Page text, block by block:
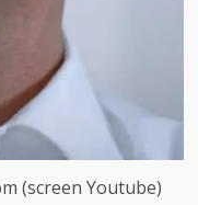
(screen Youtube)